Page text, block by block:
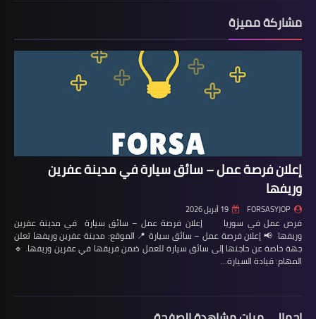
مشاركة مميزة
إعلان فرصة عمل – سائق سيارة في مدينة عفرين
وريفها
FORSASYJOP 19 أبريل 2026
فرص عمل في سوريا إعلان فرصة عمل – سائق سيارة في مدينة عفرين
وريفها 📢 إعلان فرصة عمل – سائق سيارة 📍 الموقع: مدينة عفرين وريفها تعلن
جهة خاصة عن حاجتها إلى سائق سيارة للعمل ضمن فريقها في عفرين وريفها. 🔹
المهام: قيادة السيارة…